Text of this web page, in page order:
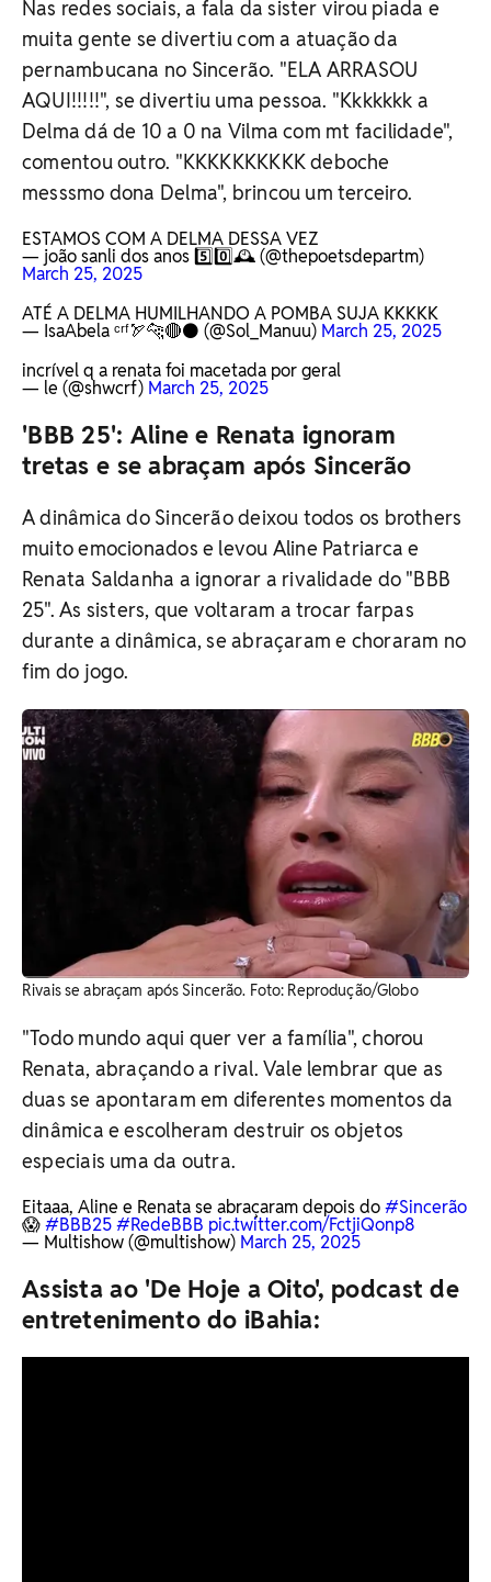
Nas redes sociais, a fala da sister virou piada e
muita gente se divertiu com a atuação da
pernambucana no Sincerão. "ELA ARRASOU
AQUI!!!!!", se divertiu uma pessoa. "Kkkkkkk a
Delma dá de 10 a 0 na Vilma com mt facilidade",
comentou outro. "KKKKKKKKKK deboche
messsmo dona Delma", brincou um terceiro.
ESTAMOS COM A DELMA DESSA VEZ
— joão sanli dos anos 5️⃣0️⃣🕰️ (@thepoetsdepartm)
March 25, 2025
ATÉ A DELMA HUMILHANDO A POMBA SUJA KKKKK
— IsaAbela ᶜʳᶠ🏹🐆🔴⚫ (@Sol_Manuu) March 25, 2025
incrível q a renata foi macetada por geral
— le (@shwcrf) March 25, 2025
'BBB 25': Aline e Renata ignoram
tretas e se abraçam após Sincerão
A dinâmica do Sincerão deixou todos os brothers
muito emocionados e levou Aline Patriarca e
Renata Saldanha a ignorar a rivalidade do "BBB
25". As sisters, que voltaram a trocar farpas
durante a dinâmica, se abraçaram e choraram no
fim do jogo.
Rivais se abraçam após Sincerão. Foto: Reprodução/Globo
"Todo mundo aqui quer ver a família", chorou
Renata, abraçando a rival. Vale lembrar que as
duas se apontaram em diferentes momentos da
dinâmica e escolheram destruir os objetos
especiais uma da outra.
Eitaaa, Aline e Renata se abraçaram depois do#Sincerão
😱#BBB25#RedeBBB pic.twitter.com/FctjiQonp8
— Multishow (@multishow) March 25, 2025
Assista ao 'De Hoje a Oito', podcast de
entretenimento do iBahia: